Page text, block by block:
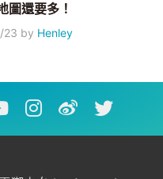
圖還要多！
23 by Henley